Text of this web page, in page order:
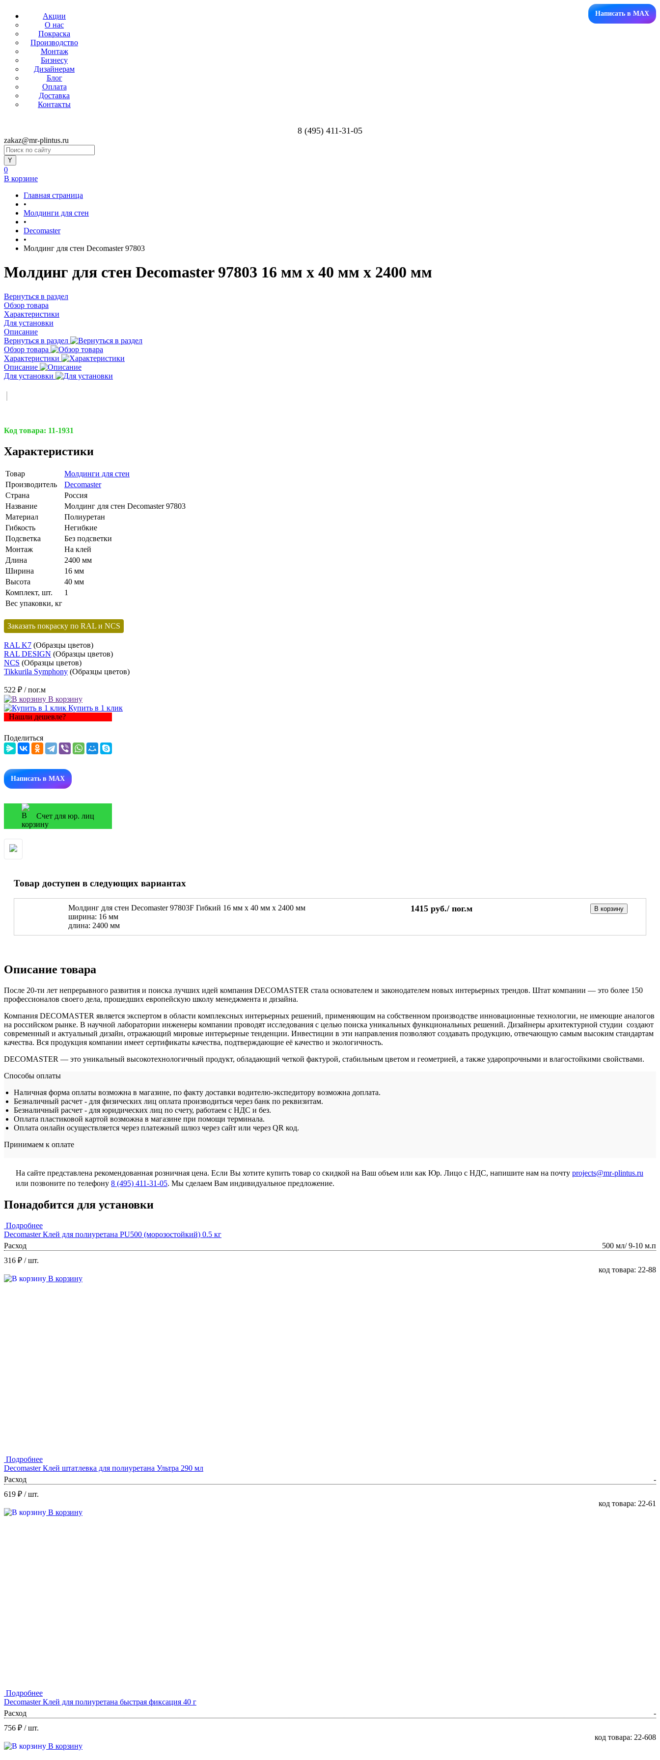
Акции
О нас
Покраска
Производство
Монтаж
Бизнесу
Дизайнерам
Блог
Оплата
Доставка
Контакты
Написать в MAX
8 (495) 411-31-05
zakaz@mr-plintus.ru
0
В корзине
Главная страница
•
Молдинги для стен
•
Decomaster
•
Молдинг для стен Decomaster 97803
Молдинг для стен Decomaster 97803 16 мм х 40 мм х 2400 мм
Вернуться в раздел
Обзор товара
Характеристики
Для установки
Описание
Вернуться в раздел
Обзор товара
Характеристики
Описание
Для установки
Код товара: 11-1931
Характеристики
Товар
Молдинги для стен
Производитель
Decomaster
Страна
Россия
Название
Молдинг для стен Decomaster 97803
Материал
Полиуретан
Гибкость
Негибкие
Подсветка
Без подсветки
Монтаж
На клей
Длина
2400 мм
Ширина
16 мм
Высота
40 мм
Комплект, шт.
1
Вес упаковки, кг
Заказать покраску по RAL и NCS
RAL K7 (Образцы цветов)
RAL DESIGN (Образцы цветов)
NCS (Образцы цветов)
Tikkurila Symphony (Образцы цветов)
522 ₽ / пог.м
В корзину
Купить в 1 клик
Нашли дешевле?
Поделиться
Написать в MAX
Счет для юр. лиц
Товар доступен в следующих вариантах
Молдинг для стен Decomaster 97803F Гибкий 16 мм х 40 мм х 2400 мм
ширина: 16 мм
длина: 2400 мм
1415 руб./ пог.м В корзину
Описание товара
После 20-ти лет непрерывного развития и поиска лучших идей компания DECOMASTER стала основателем и законодателем новых интерьерных трендов. Штат компании — это более 150
профессионалов своего дела, прошедших европейскую школу менеджмента и дизайна.
Компания DECOMASTER является экспертом в области комплексных интерьерных решений, применяющим на собственном производстве инновационные технологии, не имеющие аналогов
на российском рынке. В научной лаборатории инженеры компании проводят исследования с целью поиска уникальных функциональных решений. Дизайнеры архитектурной студии создают
современный и актуальный дизайн, отражающий мировые интерьерные тенденции. Инвестиции в эти направления позволяют создавать продукцию, отвечающую самым высоким стандартам
качества. Вся продукция компании имеет сертификаты качества, подтверждающие её качество и экологичность.
DECOMASTER — это уникальный высокотехнологичный продукт, обладающий четкой фактурой, стабильным цветом и геометрией, а также ударопрочными и влагостойкими свойствами.
Способы оплаты
Наличная форма оплаты возможна в магазине, по факту доставки водителю-экспедитору возможна доплата.
Безналичный расчет - для физических лиц оплата производиться через банк по реквизитам.
Безналичный расчет - для юридических лиц по счету, работаем с НДС и без.
Оплата пластиковой картой возможна в магазине при помощи терминала.
Оплата онлайн осуществляется через платежный шлюз через сайт или через QR код.
Принимаем к оплате
На сайте представлена рекомендованная розничная цена. Если Вы хотите купить товар со скидкой на Ваш объем или как Юр. Лицо с НДС, напишите нам на почту projects@mr-plintus.ru
или позвоните по телефону 8 (495) 411-31-05. Мы сделаем Вам индивидуальное предложение.
Понадобится для установки
Подробнее
Decomaster Клей для полиуретана PU500 (морозостойкий) 0.5 кг
Расход
500 мл/ 9-10 м.п
316 ₽ / шт.
код товара: 22-88
В корзину
Подробнее
Decomaster Клей штатлевка для полиуретана Ультра 290 мл
Расход
-
619 ₽ / шт.
код товара: 22-61
В корзину
Подробнее
Decomaster Клей для полиуретана быстрая фиксация 40 г
Расход
-
756 ₽ / шт.
код товара: 22-608
В корзину